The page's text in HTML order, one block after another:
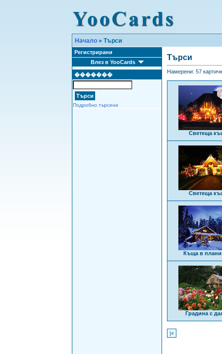
Начало » Търси
Регистрирани
Влез в YooCards
�������
Подробно търсене
Търси
Намерени: 57
Светеща
Светеща
Къща в
Градина с
|«